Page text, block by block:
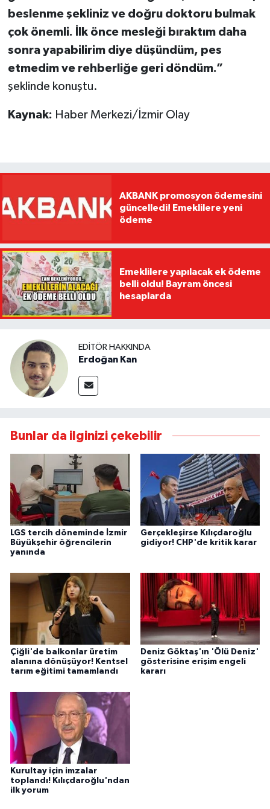
beslenme şekliniz ve doğru doktoru bulmak
çok önemli. İlk önce mesleği bıraktım daha
sonra yapabilirim diye düşündüm, pes
etmedim ve rehberliğe geri döndüm.”
şeklinde konuştu.
Kaynak: Haber Merkezi/İzmir Olay
AKBANK promosyon ödemesini
güncelledi! Emeklilere yeni
ödeme
Emeklilere yapılacak ek ödeme
belli oldu! Bayram öncesi
hesaplarda
EDITÖR HAKKINDA
Erdoğan Kan
Bunlar da ilginizi çekebilir
LGS tercih döneminde İzmir
Büyükşehir öğrencilerin
yanında
Gerçekleşirse Kılıçdaroğlu
gidiyor! CHP'de kritik karar
Çiğli'de balkonlar üretim
alanına dönüşüyor! Kentsel
tarım eğitimi tamamlandı
Deniz Göktaş'ın 'Ölü Deniz'
gösterisine erişim engeli
kararı
Kurultay için imzalar
toplandı! Kılıçdaroğlu'ndan
ilk yorum